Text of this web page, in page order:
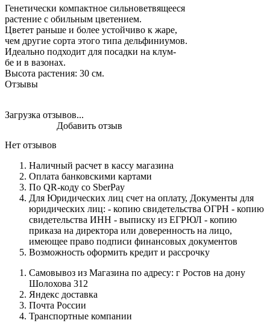
Генетически компактное сильноветвящееся
растение с обильным цветением.
Цветет раньше и более устойчиво к жаре,
чем другие сорта этого типа дельфиниумов.
Идеально подходит для посадки на клум-
бе и в вазонах.
Высота растения: 30 см.
Отзывы
Загрузка отзывов...
Нет отзывов
Добавить отзыв
Наличный расчет в кассу магазина
Оплата банковскими картами
По QR-коду со SberPay
Для Юридических лиц счет на оплату, Документы для
юридических лиц: - копию свидетельства ОГРН - копию
свидетельства ИНН - выписку из ЕГРЮЛ - копию
приказа на директора или доверенность на лицо,
имеющее право подписи финансовых документов
Возможность оформить кредит и рассрочку
Самовывоз из Магазина по адресу: г Ростов на дону
Шолохова 312
Яндекс доставка
Почта России
Транспортные компании